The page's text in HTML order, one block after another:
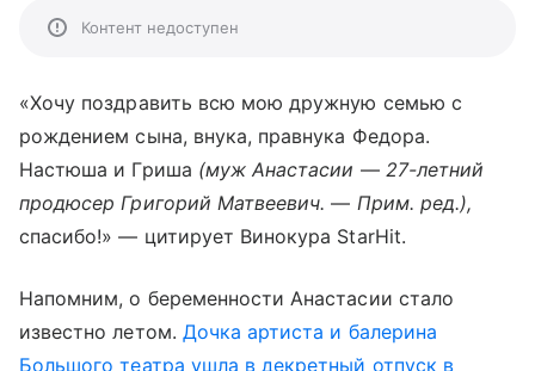
Контент недоступен
«Хочу поздравить всю мою дружную семью с
рождением сына, внука, правнука Федора.
Настюша и Гриша (муж Анастасии —27-летний
продюсер Григорий Матвеевич.— Прим. ред.),
спасибо!» — цитирует Винокура StarHit.
Напомним, о беременности Анастасии стало
известно летом. Дочка артиста и балерина
Большого театра ушла в декретный отпуск в